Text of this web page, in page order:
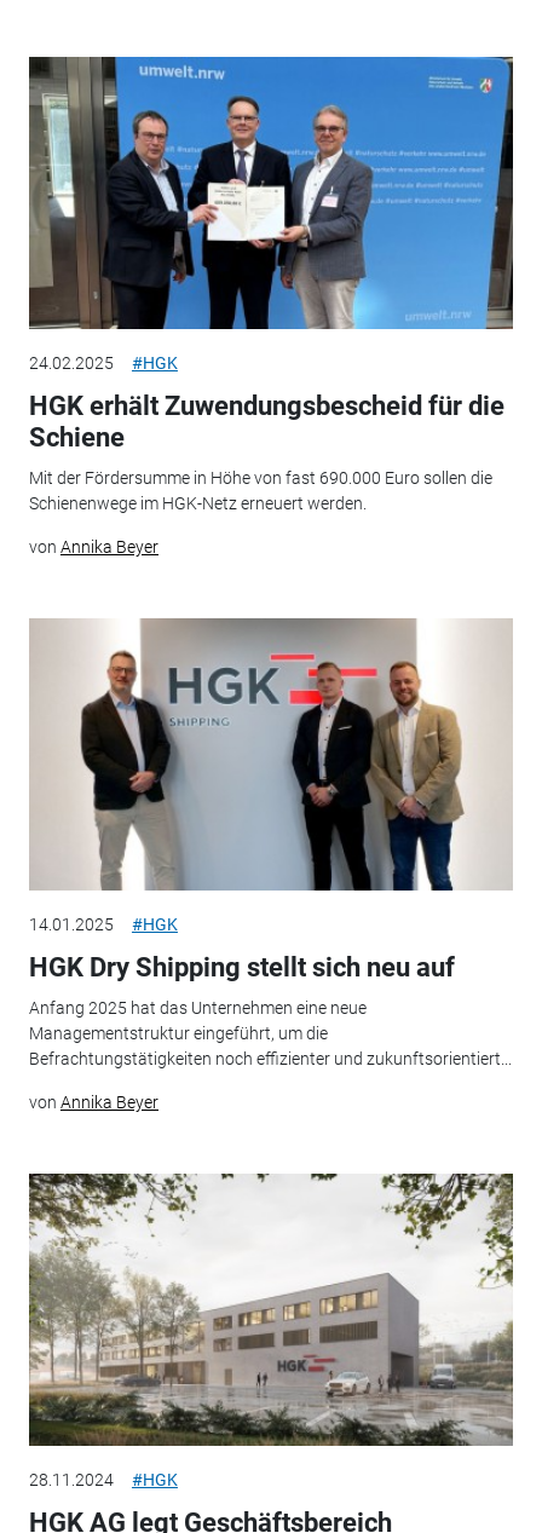
24.02.2025 #HGK
HGK erhält Zuwendungsbescheid für die
Schiene
Mit der Fördersumme in Höhe von fast 690.000 Euro sollen die
Schienenwege im HGK-Netz erneuert werden.
von Annika Beyer
14.01.2025 #HGK
HGK Dry Shipping stellt sich neu auf
Anfang 2025 hat das Unternehmen eine neue
Managementstruktur eingeführt, um die
Befrachtungstätigkeiten noch effizienter und zukunftsorientiert...
von Annika Beyer
28.11.2024 #HGK
HGK AG legt Geschäftsbereich